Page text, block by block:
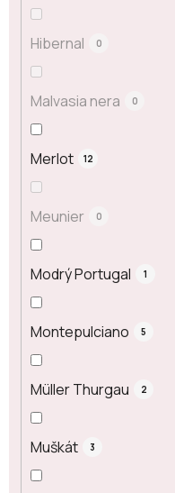
Hibernal 0
Malvasia nera 0
Merlot 12
Meunier 0
Modrý Portugal 1
Montepulciano 5
Müller Thurgau 2
Muškát 3